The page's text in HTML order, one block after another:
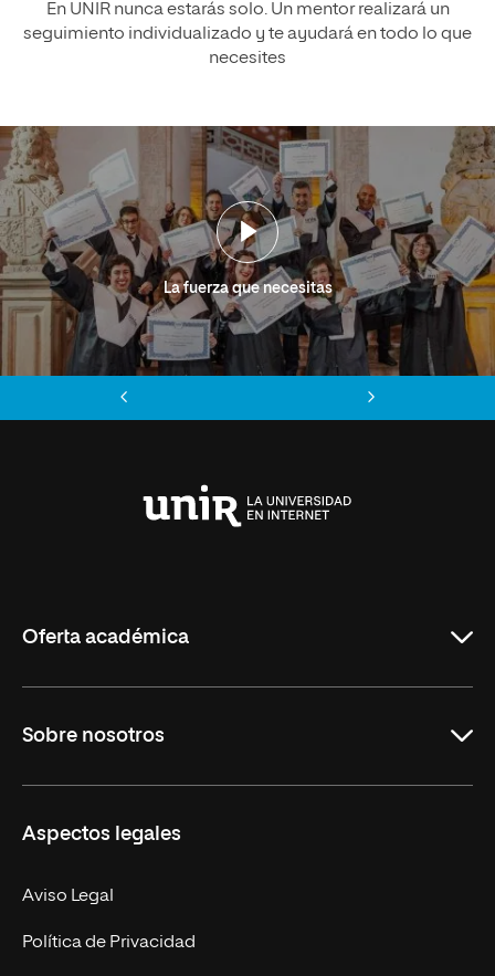
En UNIR nunca estarás solo. Un mentor realizará un
seguimiento individualizado y te ayudará en todo lo que
necesites
La fuerza que necesitas
Oferta académica
Másteres Oficiales
Doctorados
Experto Universitario
Postgrados
Sobre nosotros
Facultades
Nuestro Equipo
Trabaja en UNIR
Aspectos legales
Aviso Legal
Política de Privacidad